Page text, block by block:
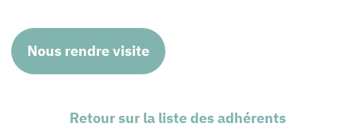
Nous rendre visite
Retour sur la liste des adhérents